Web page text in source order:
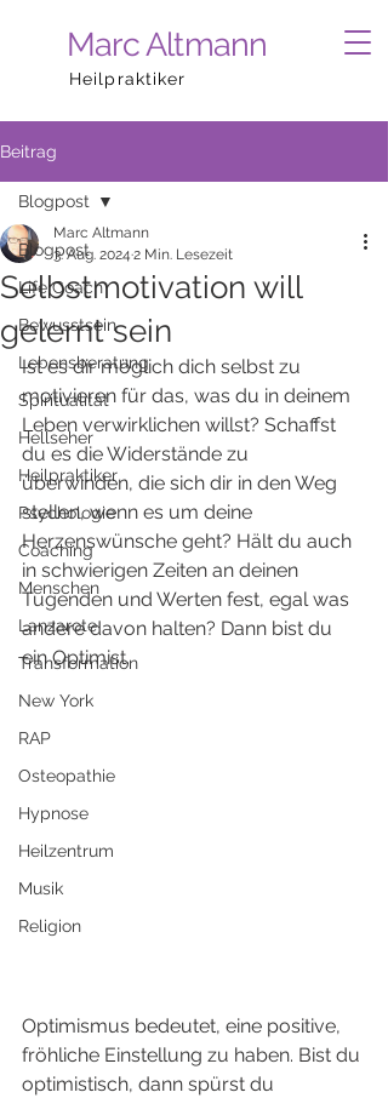
Marc Altmann
Heilpraktiker
Beitrag
Blogpost
Life Coach
Bewusstsein
Lebensberatung
Spiritualität
Hellseher
Heilpraktiker
Psychologie
Coaching
Menschen
Lanzarote
Transformation
New York
RAP
Osteopathie
Hypnose
Heilzentrum
Musik
Religion
Blogpost
Selbstmotivation will
gelernt sein
Marc Altmann
3. Aug. 2024 2 Min. Lesezeit
Ist es dir möglich dich selbst zu
motivieren für das, was du in deinem
Leben verwirklichen willst? Schaffst
du es die Widerstände zu
überwinden, die sich dir in den Weg
stellen, wenn es um deine
Herzenswünsche geht? Hält du auch
in schwierigen Zeiten an deinen
Tugenden und Werten fest, egal was
andere davon halten? Dann bist du
ein Optimist.
Optimismus bedeutet, eine positive,
fröhliche Einstellung zu haben. Bist du
optimistisch, dann spürst du